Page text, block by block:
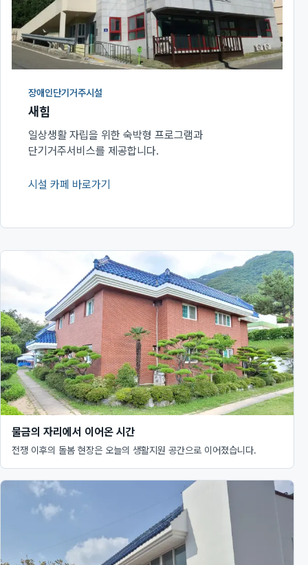
장애인단기거주시설
새힘
일상생활 자립을 위한 숙박형 프로그램과
단기거주서비스를 제공합니다.
시설 카페 바로가기
(새 창에서 열림)
물금의 자리에서 이어온 시간
전쟁 이후의 돌봄 현장은 오늘의 생활지원 공간으로 이어졌습니다.